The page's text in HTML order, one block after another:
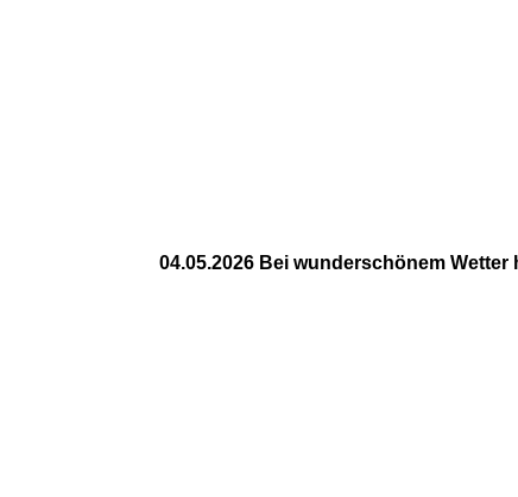
04.05.2026 Bei wunderschönem